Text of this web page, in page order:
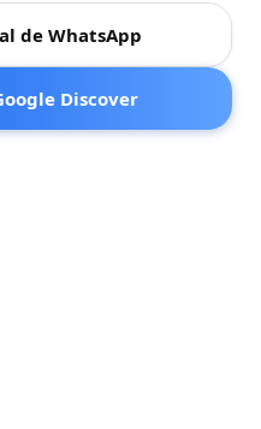
de WhatsApp
Discover